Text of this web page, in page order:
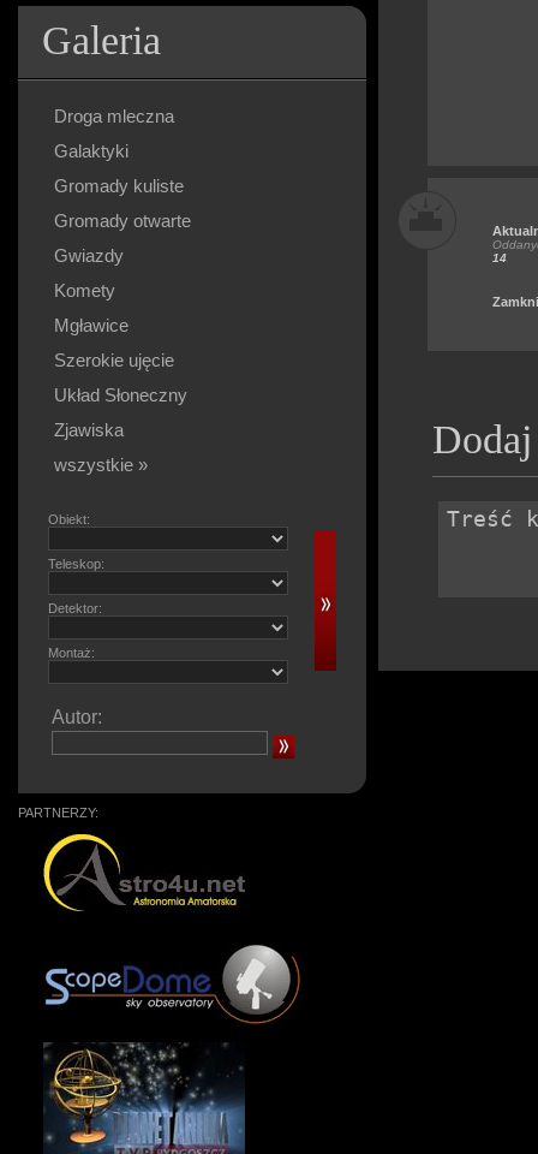
Galeria
Droga mleczna
Galaktyki
Gromady kuliste
Gromady otwarte
Gwiazdy
Komety
Mgławice
Szerokie ujęcie
Układ Słoneczny
Zjawiska
wszystkie »
Obiekt:
Teleskop:
Detektor:
Montaż:
Autor:
PARTNERZY:
14